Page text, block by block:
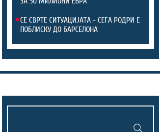
СЕ СВРТЕ СИТУАЦИЈАТА - СЕГА РОДРИ Е
ПОБЛИСКУ ДО БАРСЕЛОНА